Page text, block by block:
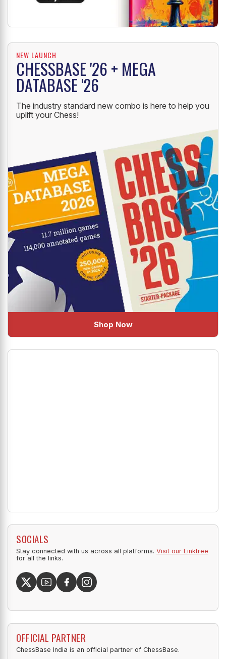
NEW LAUNCH
CHESSBASE '26 + MEGA
DATABASE '26
The industry standard new combo is here to help you
uplift your Chess!
Shop Now
SOCIALS
Stay connected with us across all platforms. Visit our Linktree
for all the links.
OFFICIAL PARTNER
ChessBase India is an official partner of ChessBase.